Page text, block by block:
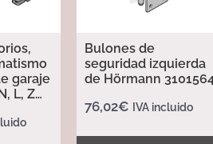
garaje
L, Z
Bulones de
seguridad izquierda
de Hörmann
76,02€ IVA incluido